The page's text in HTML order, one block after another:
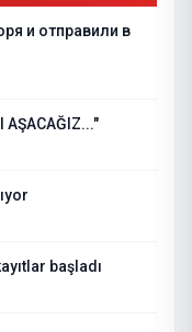
и отправили в
AŞACAĞIZ..."
başladı